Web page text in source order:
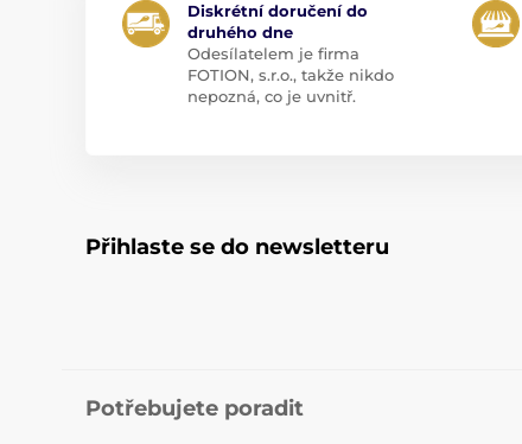
Diskrétní doručení do
druhého dne
Odesílatelem je firma
FOTION, s.r.o., takže nikdo
nepozná, co je uvnitř.
Přihlaste se do newsletteru
Potřebujete poradit